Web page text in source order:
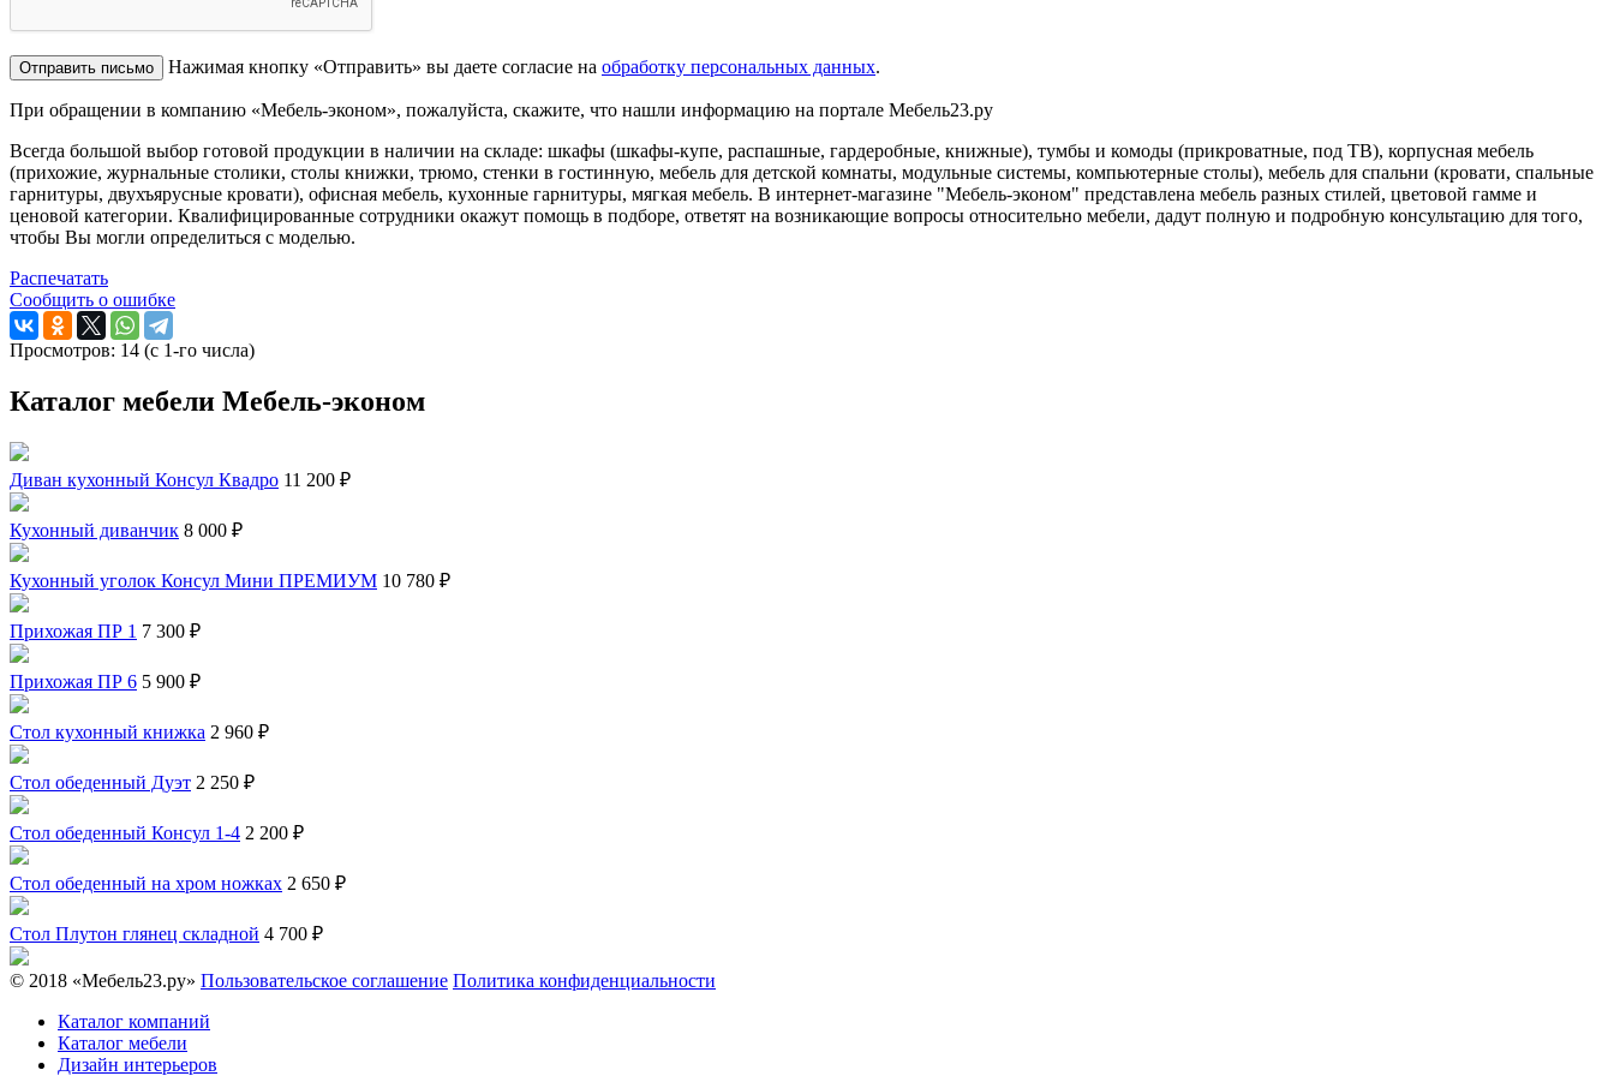
Нажимая кнопку «Отправить» вы даете согласие на обработку персональных данных.
При обращении в компанию «Мебель-эконом», пожалуйста, скажите, что нашли информацию на портале Мебель23.ру
Всегда большой выбор готовой продукции в наличии на складе: шкафы (шкафы-купе, распашные, гардеробные, книжные), тумбы и комоды (прикроватные, под ТВ), корпусная мебель
(прихожие, журнальные столики, столы книжки, трюмо, стенки в гостинную, мебель для детской комнаты, модульные системы, компьютерные столы), мебель для спальни (кровати, спальные
гарнитуры, двухъярусные кровати), офисная мебель, кухонные гарнитуры, мягкая мебель. В интернет-магазине "Мебель-эконом" представлена мебель разных стилей, цветовой гамме и
ценовой категории. Квалифицированные сотрудники окажут помощь в подборе, ответят на возникающие вопросы относительно мебели, дадут полную и подробную консультацию для того,
чтобы Вы могли определиться с моделью.
Распечатать
Сообщить о ошибке
Просмотров: 14 (с 1-го числа)
Каталог мебели Мебель-эконом
Диван кухонный Консул Квадро 11 200 ₽
Кухонный диванчик 8 000 ₽
Кухонный уголок Консул Мини ПРЕМИУМ 10 780 ₽
Прихожая ПР 1 7 300 ₽
Прихожая ПР 6 5 900 ₽
Стол кухонный книжка 2 960 ₽
Стол обеденный Дуэт 2 250 ₽
Стол обеденный Консул 1-4 2 200 ₽
Стол обеденный на хром ножках 2 650 ₽
Стол Плутон глянец складной 4 700 ₽
© 2018 «Мебель23.ру» Пользовательское соглашение Политика конфиденциальности
Каталог компаний
Каталог мебели
Дизайн интерьеров